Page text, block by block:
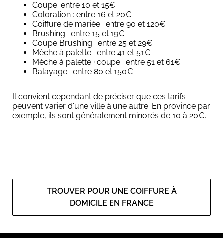
Coupe: entre 10 et 15€
Coloration : entre 16 et 20€
Coiffure de mariée : entre 90 et 120€
Brushing : entre 15 et 19€
Coupe Brushing : entre 25 et 29€
Mèche à palette : entre 41 et 51€
Mèche à palette +coupe : entre 51 et 61€
Balayage : entre 80 et 150€
Il convient cependant de préciser que ces tarifs
peuvent varier d'une ville à une autre. En province par
exemple, ils sont généralement minorés de 10 à 20€.
TROUVER POUR UNE COIFFURE À
DOMICILE EN FRANCE